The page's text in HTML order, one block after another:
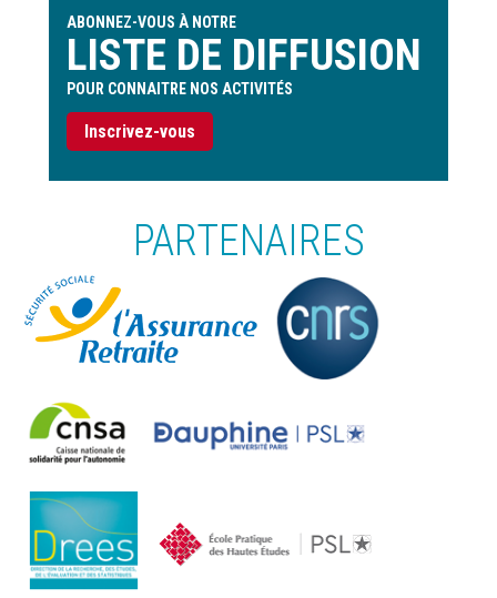
ABONNEZ-VOUS À NOTRE
LISTE DE DIFFUSION
POUR CONNAITRE NOS ACTIVITÉS
Inscrivez-vous
PARTENAIRES